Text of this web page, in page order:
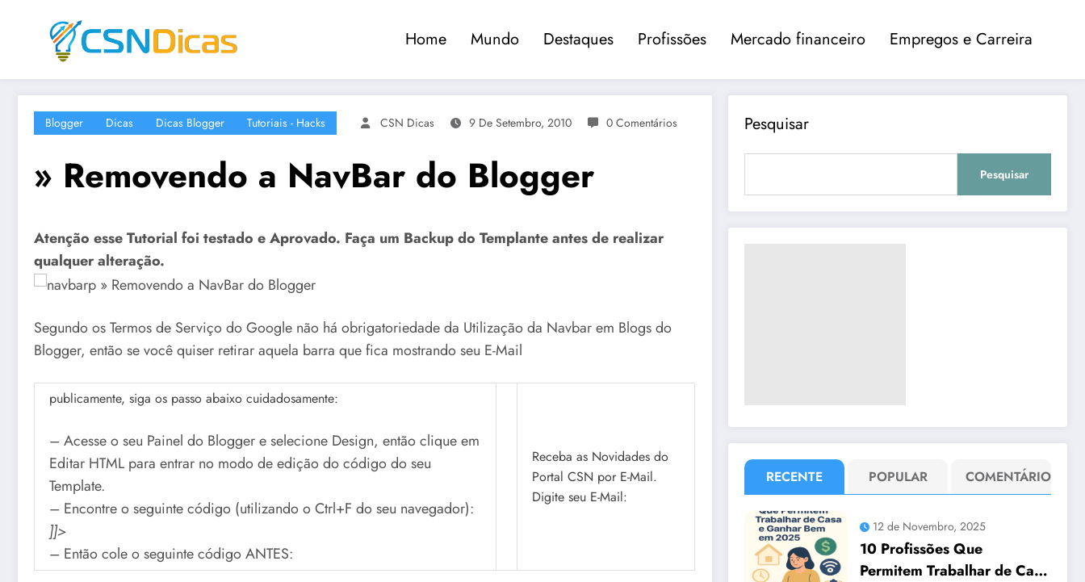
Home Mundo Destaques Profissões Mercado financeiro Empregos e Carreira
Blogger Dicas Dicas Blogger Tutoriais - Hacks CSN Dicas 9 De Setembro, 2010 0 Comentários
» Removendo a NavBar do Blogger
Atenção esse Tutorial foi testado e Aprovado. Faça um Backup do Templante antes de realizar
qualquer alteração.
Segundo os Termos de Serviço do Google não há obrigatoriedade da Utilização da Navbar em Blogs do
Blogger, então se você quiser retirar aquela barra que fica mostrando seu E-Mail
publicamente, siga os passo abaixo cuidadosamente:
– Acesse o seu Painel do Blogger e selecione Design, então clique em
Editar HTML para entrar no modo de edição do código do seu
Template.
– Encontre o seguinte código (utilizando o Ctrl+F do seu navegador):
]]>
– Então cole o seguinte código ANTES:
Receba as Novidades do
Portal CSN por E-Mail.
Digite seu E-Mail:
Pesquisar
Pesquisar
RECENTE POPULAR COMENTÁRIO
12 de Novembro, 2025
10 Profissões Que
Permitem Trabalhar de Casa